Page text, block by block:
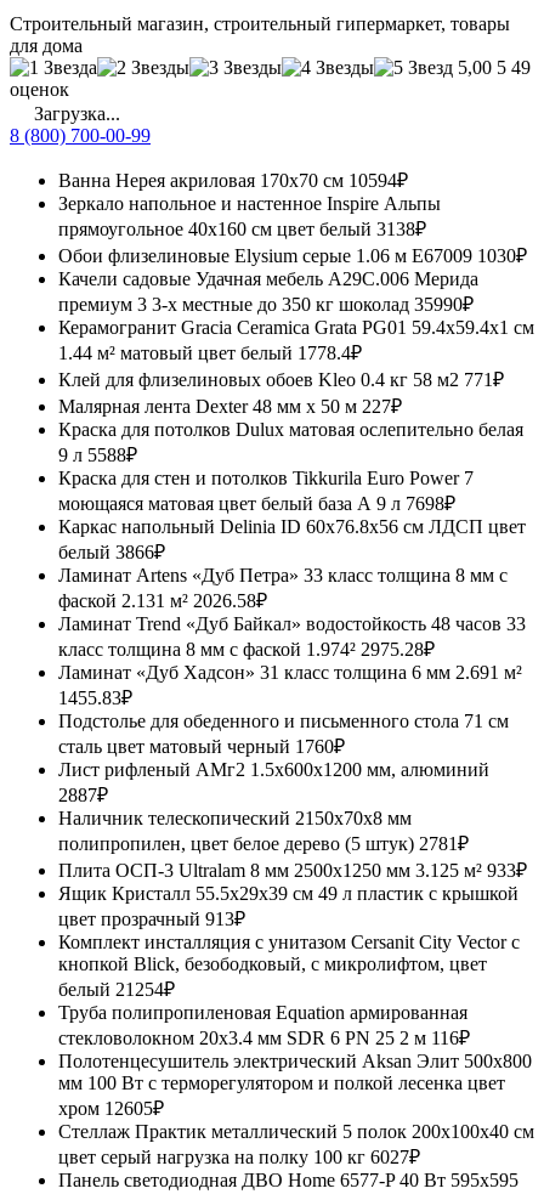
Строительный магазин, строительный гипермаркет, товары
для дома
5,00 5 49
оценок
Загрузка...
8 (800) 700-00-99
Ванна Нерея акриловая 170x70 см 10594₽
Зеркало напольное и настенное Inspire Альпы
прямоугольное 40x160 см цвет белый 3138₽
Обои флизелиновые Elysium серые 1.06 м Е67009 1030₽
Качели садовые Удачная мебель A29C.006 Мерида
премиум 3 3-х местные до 350 кг шоколад 35990₽
Керамогранит Gracia Ceramica Grata PG01 59.4x59.4x1 см
1.44 м² матовый цвет белый 1778.4₽
Клей для флизелиновых обоев Kleo 0.4 кг 58 м2 771₽
Малярная лента Dexter 48 мм х 50 м 227₽
Краска для потолков Dulux матовая ослепительно белая
9 л 5588₽
Краска для стен и потолков Tikkurila Euro Power 7
моющаяся матовая цвет белый база А 9 л 7698₽
Каркас напольный Delinia ID 60x76.8x56 см ЛДСП цвет
белый 3866₽
Ламинат Artens «Дуб Петра» 33 класс толщина 8 мм с
фаской 2.131 м² 2026.58₽
Ламинат Trend «Дуб Байкал» водостойкость 48 часов 33
класс толщина 8 мм с фаской 1.974² 2975.28₽
Ламинат «Дуб Хадсон» 31 класс толщина 6 мм 2.691 м²
1455.83₽
Подстолье для обеденного и письменного стола 71 см
сталь цвет матовый черный 1760₽
Лист рифленый АМг2 1.5x600x1200 мм, алюминий
2887₽
Наличник телескопический 2150x70x8 мм
полипропилен, цвет белое дерево (5 штук) 2781₽
Плита ОСП-3 Ultralam 8 мм 2500x1250 мм 3.125 м² 933₽
Ящик Кристалл 55.5x29x39 см 49 л пластик с крышкой
цвет прозрачный 913₽
Комплект инсталляция с унитазом Cersanit City Vector с
кнопкой Blick, безободковый, с микролифтом, цвет
белый 21254₽
Труба полипропиленовая Equation армированная
стекловолокном 20x3.4 мм SDR 6 PN 25 2 м 116₽
Полотенцесушитель электрический Aksan Элит 500x800
мм 100 Вт с терморегулятором и полкой лесенка цвет
хром 12605₽
Стеллаж Практик металлический 5 полок 200x100x40 см
цвет серый нагрузка на полку 100 кг 6027₽
Панель светодиодная ДВО Home 6577-P 40 Вт 595x595